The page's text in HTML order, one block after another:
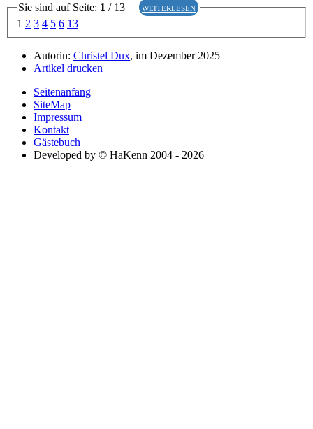
Sie sind auf Seite: 1 / 13
weiterlesen
1 2 3 4 5 6 13
Autorin: Christel Dux, im Dezember 2025
Artikel drucken
Seitenanfang
SiteMap
Impressum
Kontakt
Gästebuch
Developed by © HaKenn 2004 - 2026